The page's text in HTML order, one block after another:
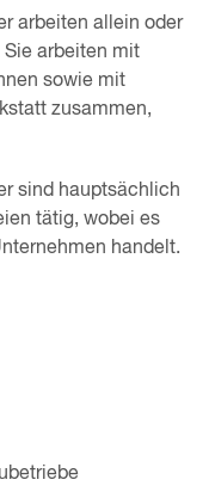
arbeiten allein oder
arbeiten mit
sowie mit
zusammen,
sind hauptsächlich
tätig, wobei es
handelt.